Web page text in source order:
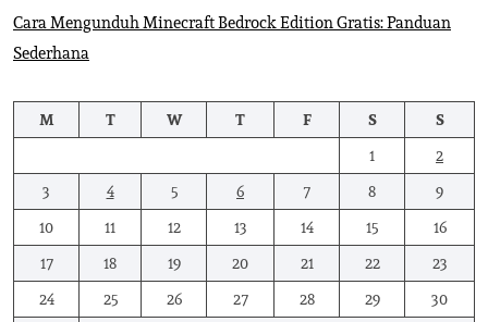
Cara Mengunduh Minecraft Bedrock Edition Gratis: Panduan
Sederhana
M T W T F S
S
1
2
3
4 5 6 7 8
9
10
11 12 13 14 15
16
17
18 19 20 21 22
23
24
25 26 27 28 29
30